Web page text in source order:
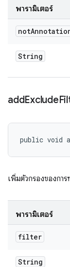
พารามิเตอร์
not
String
addExclude
public void
เพิ่มตัวกรองของกา
พารามิเตอร์
filter
String